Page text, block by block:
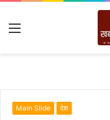
Menu
Main Slide देश